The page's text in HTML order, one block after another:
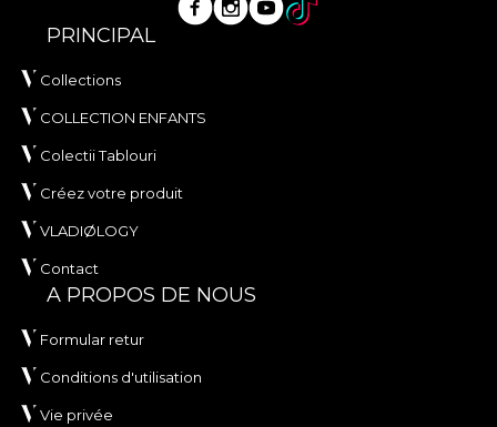
PRINCIPAL
Collections
COLLECTION ENFANTS
Colectii Tablouri
Créez votre produit
VLADIØLOGY
Contact
A PROPOS DE NOUS
Formular retur
Conditions d'utilisation
Vie privée